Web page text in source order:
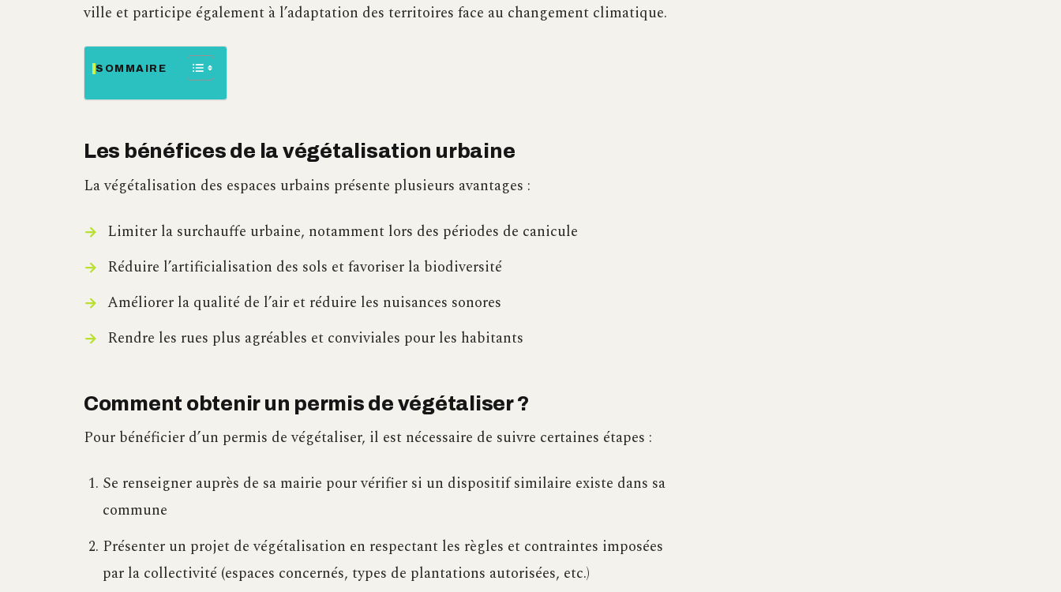
ville et participe également à l’adaptation des territoires face au changement climatique.
SOMMAIRE
Les bénéfices de la végétalisation urbaine
La végétalisation des espaces urbains présente plusieurs avantages :
Limiter la surchauffe urbaine, notamment lors des périodes de canicule
Réduire l’artificialisation des sols et favoriser la biodiversité
Améliorer la qualité de l’air et réduire les nuisances sonores
Rendre les rues plus agréables et conviviales pour les habitants
Comment obtenir un permis de végétaliser ?
Pour bénéficier d’un permis de végétaliser, il est nécessaire de suivre certaines étapes :
Se renseigner auprès de sa mairie pour vérifier si un dispositif similaire existe dans sa
commune
Présenter un projet de végétalisation en respectant les règles et contraintes imposées
par la collectivité (espaces concernés, types de plantations autorisées, etc.)